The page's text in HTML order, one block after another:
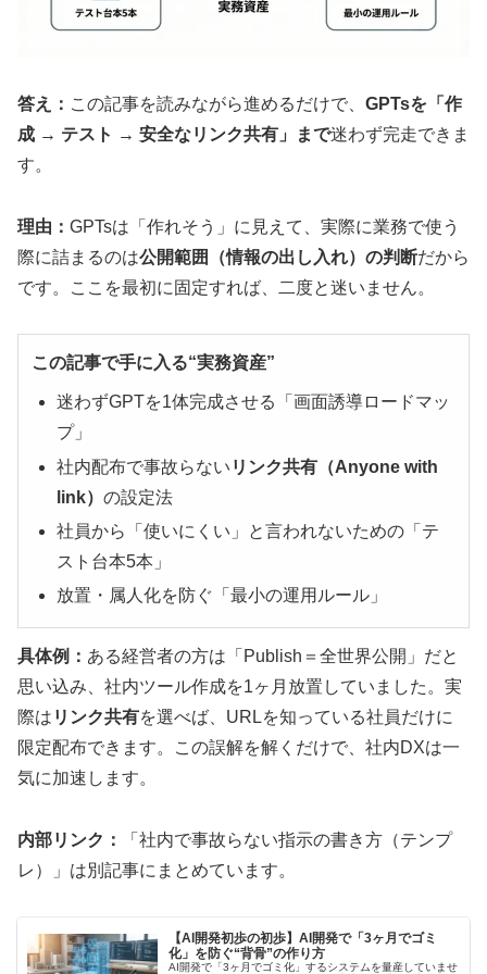
答え： この記事を読みながら進めるだけで、 GPTsを「作
成 → テスト → 安全なリンク共有」まで迷わず完走できま
す。
理由： GPTsは「作れそう」に見えて、実際に業務で使う
際に詰まるのは公開範囲（情報の出し入れ）の判断だから
です。ここを最初に固定すれば、二度と迷いません。
この記事で手に入る“実務資産”
迷わずGPTを1体完成させる「画面誘導ロードマッ
プ」
社内配布で事故らない リンク共有（Anyone with
link）の設定法
社員から「使いにくい」と言われないための「テ
スト台本5本」
放置・属人化を防ぐ「最小の運用ルール」
具体例： ある経営者の方は「Publish＝全世界公開」だと
思い込み、社内ツール作成を1ヶ月放置していました。実
際は リンク共有を選べば、URLを知っている社員だけに
限定配布できます。この誤解を解くだけで、社内DXは一
気に加速します。
内部リンク：
「社内で事故らない指示の書き方（テンプ
レ）」は別記事にまとめています。
【AI開発初歩の初歩】AI開発で「3ヶ月でゴミ
化」を防ぐ“背骨”の作り方
AI開発で「3ヶ月でゴミ化」するシステムを量産していませ